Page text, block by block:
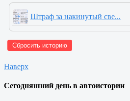
Штраф за накинутый све...
Сбросить историю
Наверх
Сегодняшний день в автоистории